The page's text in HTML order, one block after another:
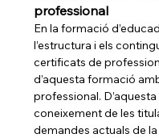
professional
En la formació
l’estructura i els
certificats de
d’aquesta formació
professional.
coneixement de les
demandes actuals de